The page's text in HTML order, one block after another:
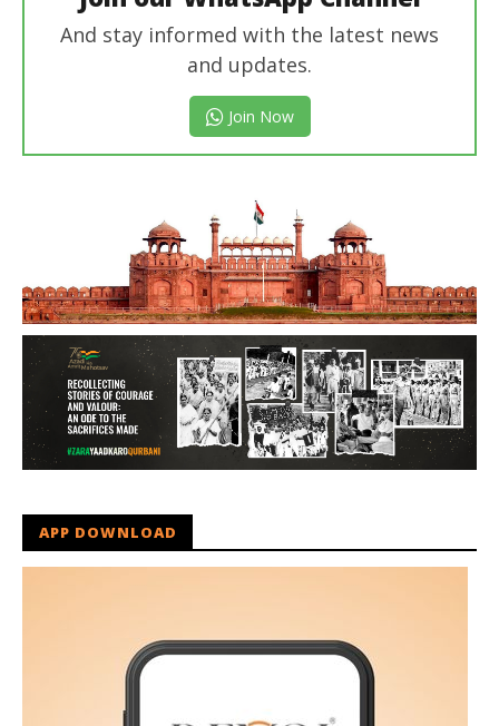
And stay informed with the latest news
and updates.
Join Now
APP DOWNLOAD